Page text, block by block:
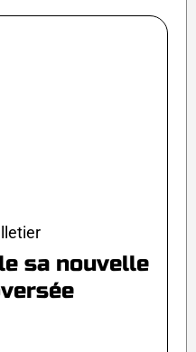
sa nouvelle